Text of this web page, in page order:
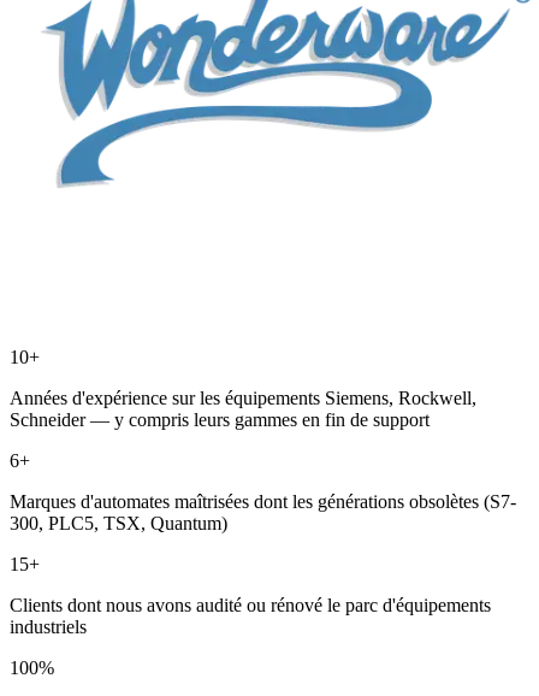
10+
Années d'expérience sur les équipements Siemens, Rockwell,
Schneider — y compris leurs gammes en fin de support
6+
Marques d'automates maîtrisées dont les générations obsolètes (S7-
300, PLC5, TSX, Quantum)
15+
Clients dont nous avons audité ou rénové le parc d'équipements
industriels
100%